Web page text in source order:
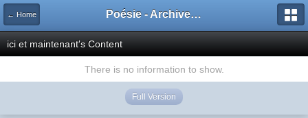
← Home Poésie - Archives de Toute La Poésie - 2005 - 2006
ici et maintenant's Content
There is no information to show.
Full Version